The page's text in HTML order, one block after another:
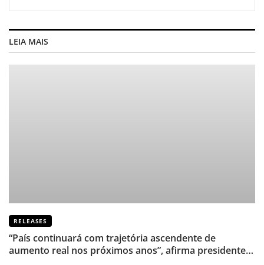
LEIA MAIS
RELEASES
“País continuará com trajetória ascendente de
aumento real nos próximos anos”, afirma presidente